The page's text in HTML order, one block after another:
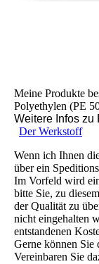
Meine Produkte
Polyethylen (PE
Weitere Infos zu
Der Werkstoff".
Wenn ich Ihnen
über ein
Im Vorfeld wird
bitte Sie, zu
der Qualität zu
nicht eingehalten
entstandenen
Gerne können Sie
Vereinbaren Sie